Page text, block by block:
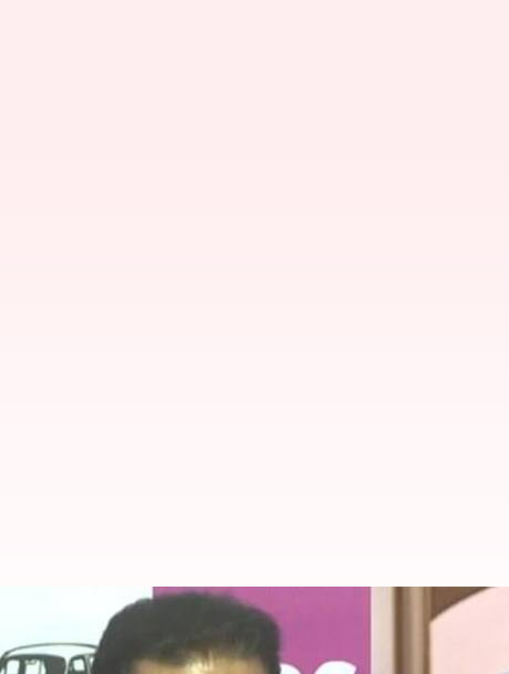
#NewsBytesExplainer: బీసీ
వ్రాసిన వారు Sirish Praharaju Jul 11, 2025 04:55 pm